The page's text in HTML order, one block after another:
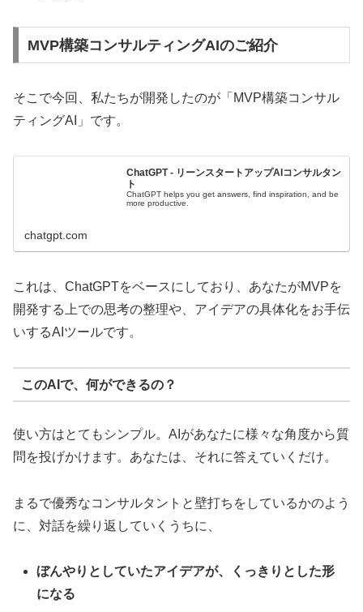
MVP構築コンサルティングAIのご紹介
そこで今回、私たちが開発したのが「MVP構築コンサル
ティングAI」です。
ChatGPT - リーンスタートアップAIコンサルタン
ト
ChatGPT helps you get answers, find inspiration, and be
more productive.
chatgpt.com
これは、ChatGPTをベースにしており、あなたがMVPを
開発する上での思考の整理や、アイデアの具体化をお手伝
いするAIツールです。
このAIで、何ができるの？
使い方はとてもシンプル。AIがあなたに様々な角度から質
問を投げかけます。あなたは、それに答えていくだけ。
まるで優秀なコンサルタントと壁打ちをしているかのよう
に、対話を繰り返していくうちに、
ぼんやりとしていたアイデアが、くっきりとした形
になる